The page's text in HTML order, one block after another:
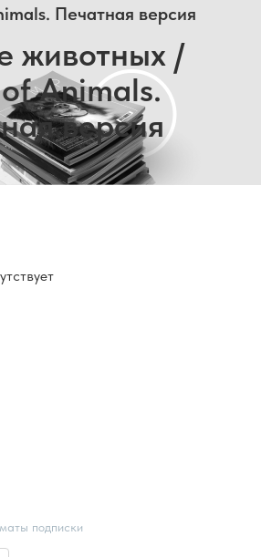
Печатная версия
животных /
Animals.
версия
подписки